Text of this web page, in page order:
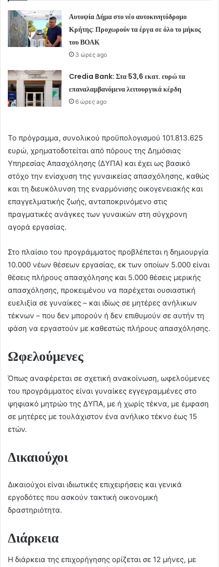
Αυτοψία Δήμα στο νέο αυτοκινητόδρομο
Κρήτης: Προχωρούν τα έργα σε όλο το μήκος
του ΒΟΑΚ
3 ώρες ago
Credia Bank: Στα 53,6 εκατ. ευρώ τα
επαναλαμβανόμενα λειτουργικά κέρδη
6 ώρες ago
Το πρόγραμμα, συνολικού προϋπολογισμού 101.813.625
ευρώ, χρηματοδοτείται από πόρους της Δημόσιας
Υπηρεσίας Απασχόλησης (ΔΥΠΑ) και έχει ως βασικό
στόχο την ενίσχυση της γυναικείας απασχόλησης, καθώς
και τη διευκόλυνση της εναρμόνισης οικογενειακής και
επαγγελματικής ζωής, ανταποκρινόμενο στις
πραγματικές ανάγκες των γυναικών στη σύγχρονη
αγορά εργασίας.
Στο πλαίσιο του προγράμματος προβλέπεται η δημιουργία
10.000 νέων θέσεων εργασίας, εκ των οποίων 5.000 είναι
θέσεις πλήρους απασχόλησης και 5.000 θέσεις μερικής
απασχόλησης, προκειμένου να παρέχεται ουσιαστική
ευελιξία σε γυναίκες – και ιδίως σε μητέρες ανήλικων
τέκνων – που δεν μπορούν ή δεν επιθυμούν σε αυτήν τη
φάση να εργαστούν με καθεστώς πλήρους απασχόλησης.
Ωφελούμενες
Όπως αναφέρεται σε σχετική ανακοίνωση, ωφελούμενες
του προγράμματος είναι γυναίκες εγγεγραμμένες στο
ψηφιακό μητρώο της ΔΥΠΑ, με ή χωρίς τέκνα, με έμφαση
σε μητέρες με τουλάχιστον ένα ανήλικο τέκνο έως 15
ετών.
Δικαιούχοι
Δικαιούχοι είναι ιδιωτικές επιχειρήσεις και γενικά
εργοδότες που ασκούν τακτική οικονομική
δραστηριότητα.
Διάρκεια
Η διάρκεια της επιχορήγησης ορίζεται σε 12 μήνες, με